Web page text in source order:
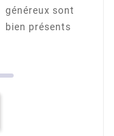
généreux sont
bien présents